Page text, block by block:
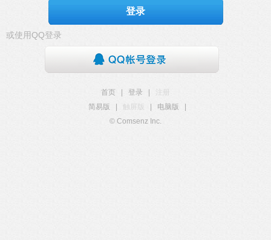
登录
或使用QQ登录
首页 登录
注册
简易版
触屏版 电脑版
© Comsenz Inc.